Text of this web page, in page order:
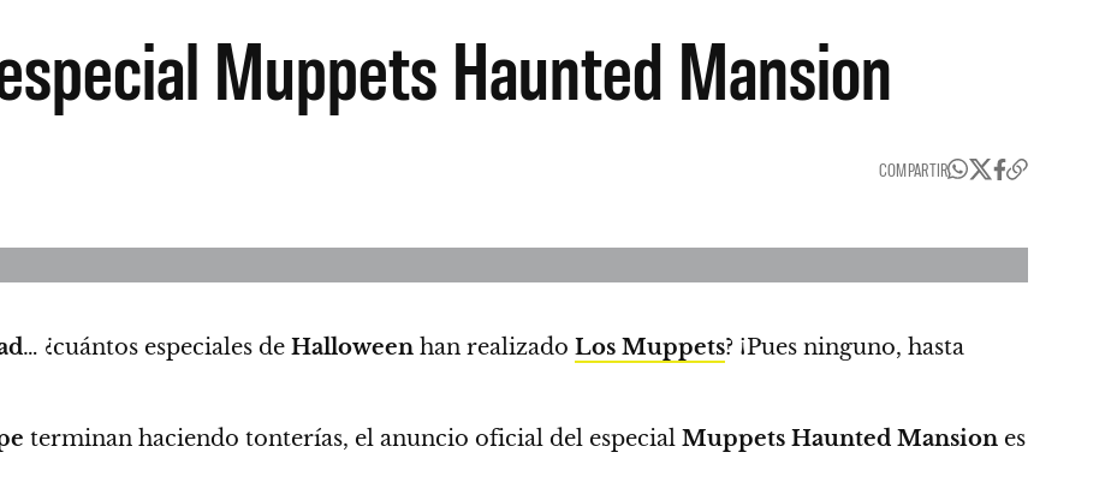
Muppets Haunted Mansion
COMPARTIR
… ¿cuántos especiales de Halloween han realizado Los Muppets? ¡Pues ninguno, hasta
terminan haciendo tonterías, el anuncio oficial del especial Muppets Haunted Mansion es